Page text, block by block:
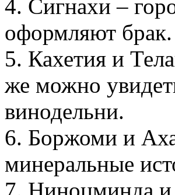
4. Сигнахи –
оформляют брак.
5. Кахетия и
же можно
винодельни.
6. Боржоми и
минеральные
7. Ниноцминда и